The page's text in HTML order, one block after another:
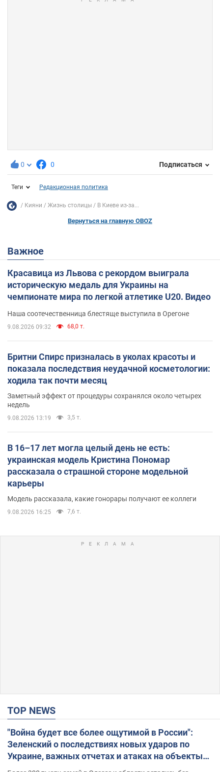
0 0 Подписаться
Теги Редакционная политика
Кияни Жизнь столицы В Киеве из-за...
Вернуться на главную OBOZ
Важное
Красавица из Львова с рекордом выиграла
историческую медаль для Украины на
чемпионате мира по легкой атлетике U20. Видео
Наша соотечественница блестяще выступила в Орегоне
9.08.2026 09:32 68,0 т.
Бритни Спирс призналась в уколах красоты и
показала последствия неудачной косметологии:
ходила так почти месяц
Заметный эффект от процедуры сохранялся около четырех
недель
9.08.2026 13:19 3,5 т.
В 16–17 лет могла целый день не есть:
украинская модель Кристина Пономар
рассказала о страшной стороне модельной
карьеры
Модель рассказала, какие гонорары получают ее коллеги
9.08.2026 16:25 7,6 т.
TOP NEWS
"Война будет все более ощутимой в России":
Зеленский о последствиях новых ударов по
Украине, важных отчетах и атаках на объекты
противника. Видео